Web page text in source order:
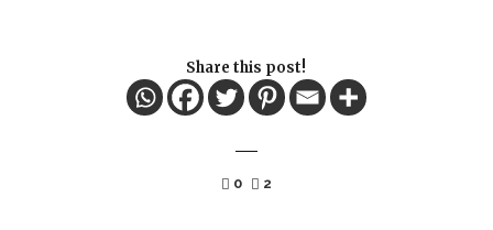
Share this post!
0 2